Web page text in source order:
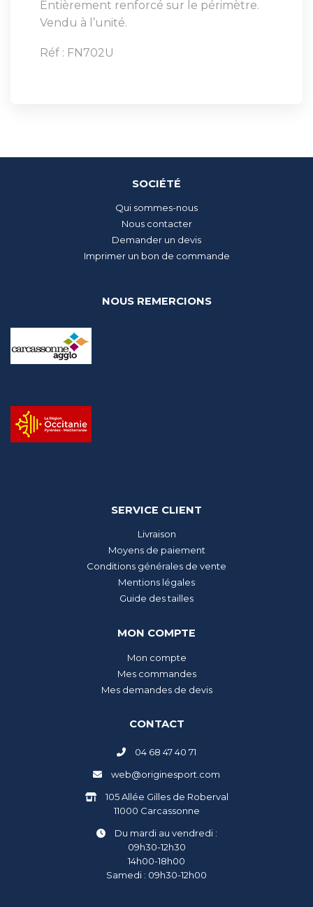
Entièrement renforcé sur le périmètre.
Vendu à l’unité.
Réf : FN702U
SOCIÉTÉ
Qui sommes-nous
Nous contacter
Demander un devis
Imprimer un bon de commande
NOUS REMERCIONS
SERVICE CLIENT
Livraison
Moyens de paiement
Conditions générales de vente
Mentions légales
Guide des tailles
MON COMPTE
Mon compte
Mes commandes
Mes demandes de devis
CONTACT
04 68 47 40 71
web@originesport.com
105 Allée Gilles de Roberval
11000 Carcassonne
Du mardi au vendredi :
09h30-12h30
14h00-18h00
Samedi : 09h30-12h00